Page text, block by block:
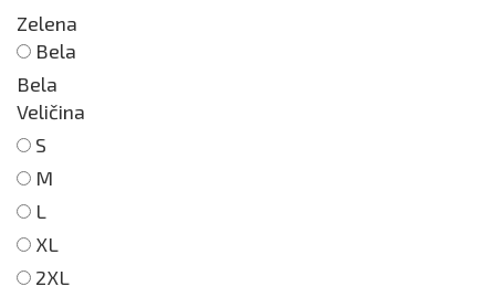
Zelena
Bela
Bela
Veličina
S
M
L
XL
2XL